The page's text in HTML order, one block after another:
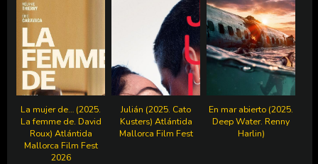
La mujer de… (2025.
La femme de. David
Roux) Atlántida
Mallorca Film Fest
2026
Julián (2025. Cato
Kusters) Atlántida
Mallorca Film Fest
En mar abierto (2025.
Deep Water. Renny
Harlin)